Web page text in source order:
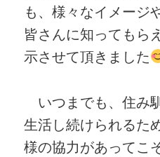
も、様々なイメージ
皆さんに知ってもら
示させて頂きました
いつまでも、住み
生活し続けられるた
様の協力があってこ